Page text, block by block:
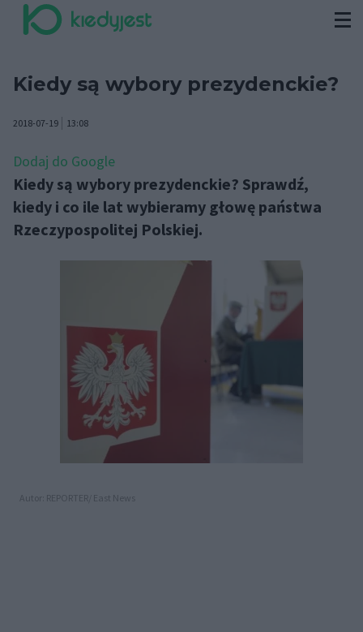
Kiedy są wybory prezydenckie?
2018-07-19 13:08
Dodaj do Google
Kiedy są wybory prezydenckie? Sprawdź,
kiedy i co ile lat wybieramy głowę państwa
Rzeczypospolitej Polskiej.
Autor: REPORTER/ East News